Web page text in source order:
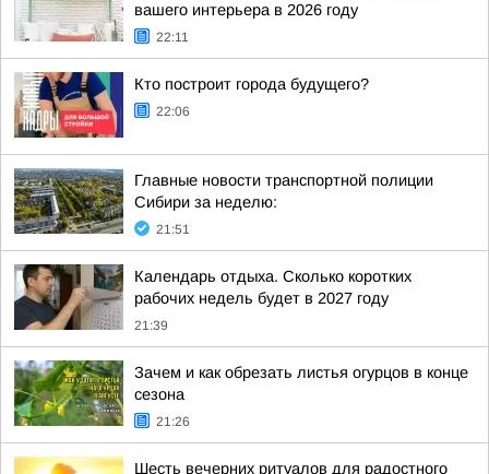
вашего интерьера в 2026 году
22:11
Кто построит города будущего?
22:06
Главные новости транспортной полиции
Сибири за неделю:
21:51
Календарь отдыха. Сколько коротких
рабочих недель будет в 2027 году
21:39
Зачем и как обрезать листья огурцов в конце
сезона
21:26
Шесть вечерних ритуалов для радостного